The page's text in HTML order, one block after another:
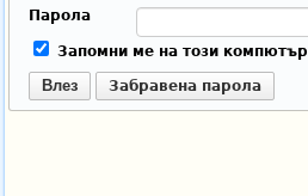
Парола
Запомни ме на този компютър
Влез Забравена парола